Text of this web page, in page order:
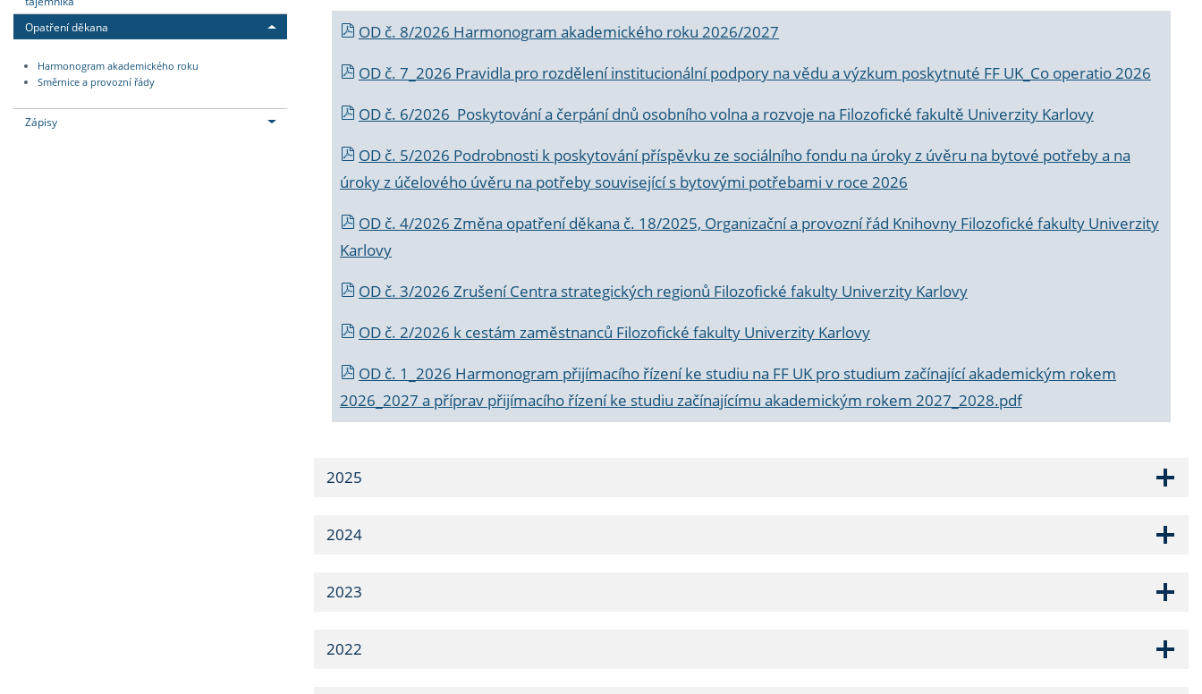
Opatření děkana
Harmonogram akademického roku
Směrnice a provozní řády
Zápisy
OD č. 8/2026 Harmonogram akademického roku 2026/2027
OD č. 7_2026 Pravidla pro rozdělení institucionální podpory na vědu a výzkum poskytnuté FF UK_Co operatio 2026
OD č. 6/2026 Poskytování a čerpání dnů osobního volna a rozvoje na Filozofické fakultě Univerzity Karlovy
OD č. 5/2026 Podrobnosti k poskytování příspěvku ze sociálního fondu na úroky z úvěru na bytové potřeby a na
úroky z účelového úvěru na potřeby související s bytovými potřebami v roce 2026
OD č. 4/2026 Změna opatření děkana č. 18/2025, Organizační a provozní řád Knihovny Filozofické fakulty Univerzity
Karlovy
OD č. 3/2026 Zrušení Centra strategických regionů Filozofické fakulty Univerzity Karlovy
OD č. 2/2026 k cestám zaměstnanců Filozofické fakulty Univerzity Karlovy
OD č. 1_2026 Harmonogram přijímacího řízení ke studiu na FF UK pro studium začínající akademickým rokem
2026_2027 a příprav přijímacího řízení ke studiu začínajícímu akademickým rokem 2027_2028.pdf
2025
2024
2023
2022